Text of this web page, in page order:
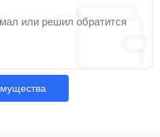
или решил обратится